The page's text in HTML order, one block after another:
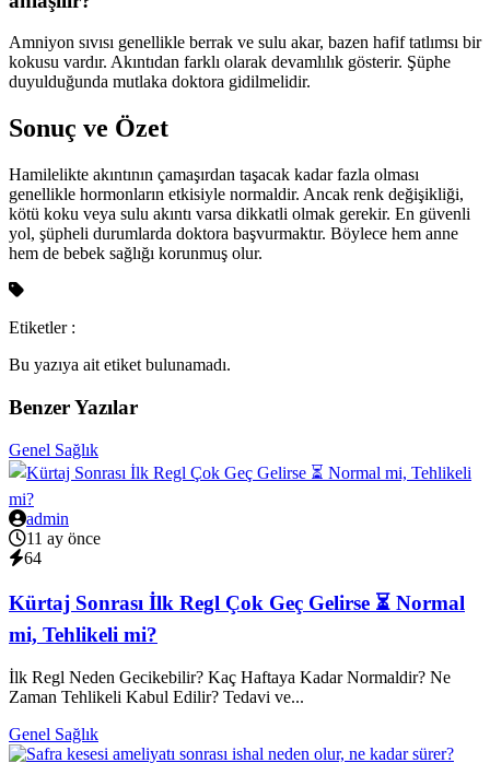
Amniyon sıvısı genellikle berrak ve sulu akar, bazen hafif tatlımsı bir
kokusu vardır. Akıntıdan farklı olarak devamlılık gösterir. Şüphe
duyulduğunda mutlaka doktora gidilmelidir.
Sonuç ve Özet
Hamilelikte akıntının çamaşırdan taşacak kadar fazla olması
genellikle hormonların etkisiyle normaldir. Ancak renk değişikliği,
kötü koku veya sulu akıntı varsa dikkatli olmak gerekir. En güvenli
yol, şüpheli durumlarda doktora başvurmaktır. Böylece hem anne
hem de bebek sağlığı korunmuş olur.
Etiketler :
Bu yazıya ait etiket bulunamadı.
Benzer Yazılar
Genel Sağlık
admin
11 ay önce
64
Kürtaj Sonrası İlk Regl Çok Geç Gelirse ⏳ Normal
mi, Tehlikeli mi?
İlk Regl Neden Gecikebilir? Kaç Haftaya Kadar Normaldir? Ne
Zaman Tehlikeli Kabul Edilir? Tedavi ve...
Genel Sağlık